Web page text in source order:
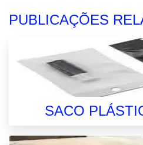
PUBLICAÇÕES
SACO